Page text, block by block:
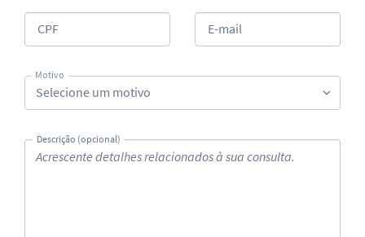
CPF E-mail
Motivo
Selecione um motivo
Descrição (opcional)